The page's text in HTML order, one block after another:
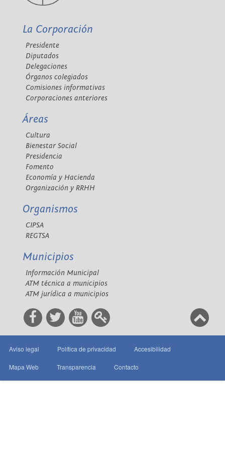
La Corporación
Presidente
Diputados
Delegaciones
Órganos colegiados
Comisiones informativas
Corporaciones anteriores
Áreas
Cultura
Bienestar Social
Presidencia
Fomento
Economía y Hacienda
Organización y RRHH
Organismos
CIPSA
REGTSA
Municipios
Información Municipal
ATM técnica a municipios
ATM jurídica a municipios
Aviso legal Política de privacidad Accesibilidad
Mapa Web Transparencia Contacto